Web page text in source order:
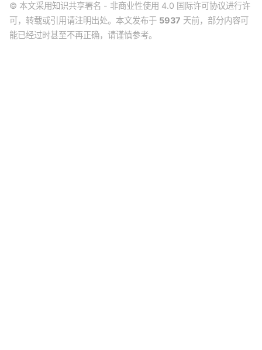
© 本文采用知识共享署名 - 非商业性使用 4.0 国际许可协议进行许
可，转载或引用请注明出处。本文发布于 5937 天前，部分内容可
能已经过时甚至不再正确，请谨慎参考。